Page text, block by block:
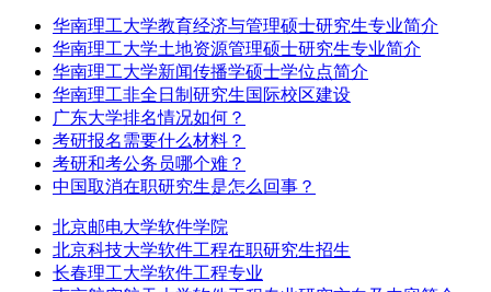
华南理工大学教育经济与管理硕士研究生专业简介
华南理工大学土地资源管理硕士研究生专业简介
华南理工大学新闻传播学硕士学位点简介
华南理工非全日制研究生国际校区建设
广东大学排名情况如何？
考研报名需要什么材料？
考研和考公务员哪个难？
中国取消在职研究生是怎么回事？
北京邮电大学软件学院
北京科技大学软件工程在职研究生招生
长春理工大学软件工程专业